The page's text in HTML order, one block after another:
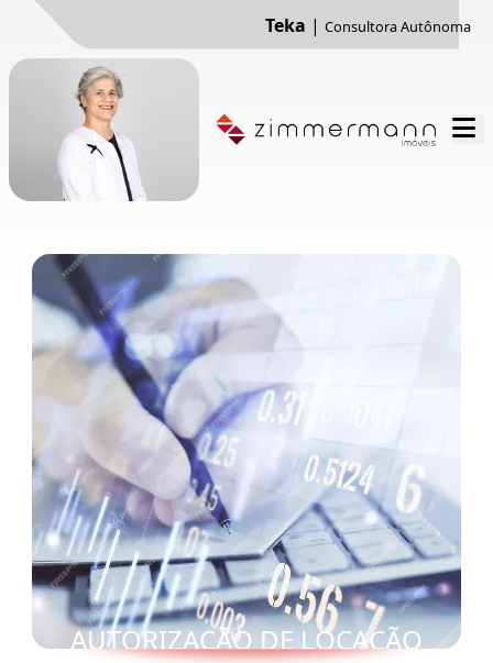
Teka | Consultora Autônoma
AUTORIZAÇÃO DE LOCAÇÃO